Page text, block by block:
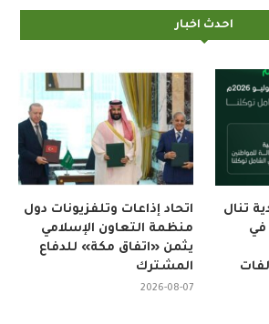
احدث اخبار
اتحاد إذاعات وتلفزيونات دول
منظمة التعاون الإسلامي
يثمن «اتفاق مكة» للدفاع
المشترك
2026-08-07
تنال
في